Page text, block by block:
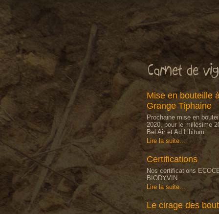
Mise en bouteille
Grange Tiphaine
Prochaine mise en
2020, pour le millésime
Bel Air et Ad Libitum
Lire la suite...
Certifications
Nos certifications
BIODYVIN.
Lire la suite...
Le cirage des